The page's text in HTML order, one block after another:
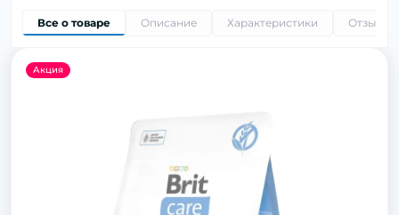
Все о товаре Описание Характеристики Отзывы
Акция